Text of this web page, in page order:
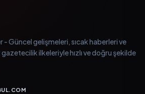
Güncel gelişmeleri, sıcak haberleri ve
gazetecilik ilkeleriyle hızlı ve doğru şekilde